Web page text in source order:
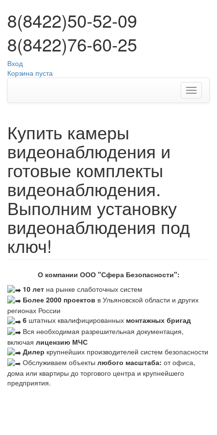
8(8422)50-52-09
8(8422)76-60-25
Вход
Корзина пуста
Купить камеры
видеонаблюдения и
готовые комплекты
видеонаблюдения.
Выполним установку
видеонаблюдения под
ключ!
О компании ООО "Сфера Безопасности":
10 лет на рынке слаботочных систем
Более 2000 проектов в Ульяновской области и других
регионах России
6 штатных квалифицированных монтажных бригад
Вся необходимая разрешительная документация,
включая лицензию МЧС
Дилер крупнейших производителей систем безопасности
Обслуживаем объекты любого масштаба: от офиса,
дома или квартиры до торгового центра и крупнейшего
предприятия.